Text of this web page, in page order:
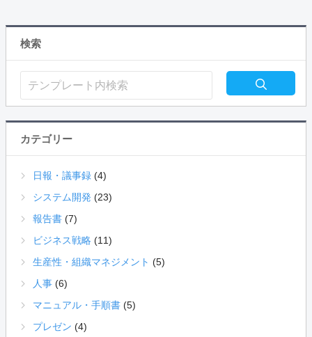
検索
カテゴリー
日報・議事録 (4)
システム開発 (23)
報告書 (7)
ビジネス戦略 (11)
生産性・組織マネジメント (5)
人事 (6)
マニュアル・手順書 (5)
プレゼン (4)